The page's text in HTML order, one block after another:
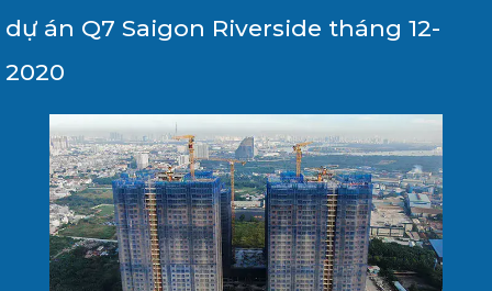
dự án Q7 Saigon Riverside tháng 12-
2020